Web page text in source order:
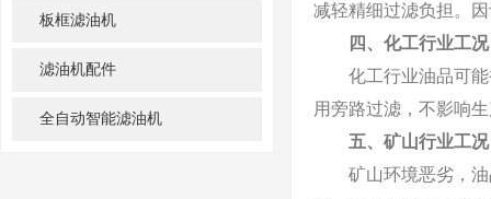
板框滤油机
滤油机配件
全自动智能滤油机
减轻精细过滤负担。
四、化工行业工况
化工行业油品可能
用旁路过滤，不影响
五、矿山行业工况
矿山环境恶劣，油